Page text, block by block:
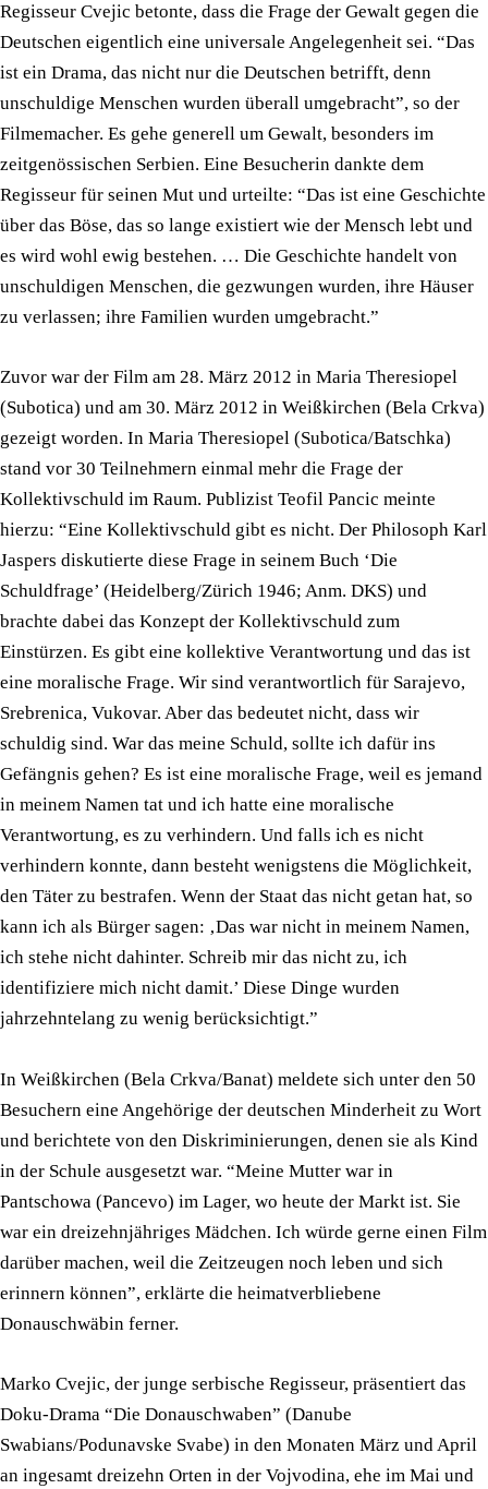
Regisseur Cvejic betonte, dass die Frage der Gewalt gegen die
Deutschen eigentlich eine universale Angelegenheit sei. “Das
ist ein Drama, das nicht nur die Deutschen betrifft, denn
unschuldige Menschen wurden überall umgebracht”, so der
Filmemacher. Es gehe generell um Gewalt, besonders im
zeitgenössischen Serbien. Eine Besucherin dankte dem
Regisseur für seinen Mut und urteilte: “Das ist eine Geschichte
über das Böse, das so lange existiert wie der Mensch lebt und
es wird wohl ewig bestehen. … Die Geschichte handelt von
unschuldigen Menschen, die gezwungen wurden, ihre Häuser
zu verlassen; ihre Familien wurden umgebracht.”
Zuvor war der Film am 28. März 2012 in Maria Theresiopel
(Subotica) und am 30. März 2012 in Weißkirchen (Bela Crkva)
gezeigt worden. In Maria Theresiopel (Subotica/Batschka)
stand vor 30 Teilnehmern einmal mehr die Frage der
Kollektivschuld im Raum. Publizist Teofil Pancic meinte
hierzu: “Eine Kollektivschuld gibt es nicht. Der Philosoph Karl
Jaspers diskutierte diese Frage in seinem Buch ‘Die
Schuldfrage’ (Heidelberg/Zürich 1946; Anm. DKS) und
brachte dabei das Konzept der Kollektivschuld zum
Einstürzen. Es gibt eine kollektive Verantwortung und das ist
eine moralische Frage. Wir sind verantwortlich für Sarajevo,
Srebrenica, Vukovar. Aber das bedeutet nicht, dass wir
schuldig sind. War das meine Schuld, sollte ich dafür ins
Gefängnis gehen? Es ist eine moralische Frage, weil es jemand
in meinem Namen tat und ich hatte eine moralische
Verantwortung, es zu verhindern. Und falls ich es nicht
verhindern konnte, dann besteht wenigstens die Möglichkeit,
den Täter zu bestrafen. Wenn der Staat das nicht getan hat, so
kann ich als Bürger sagen: ‚Das war nicht in meinem Namen,
ich stehe nicht dahinter. Schreib mir das nicht zu, ich
identifiziere mich nicht damit.’ Diese Dinge wurden
jahrzehntelang zu wenig berücksichtigt.”
In Weißkirchen (Bela Crkva/Banat) meldete sich unter den 50
Besuchern eine Angehörige der deutschen Minderheit zu Wort
und berichtete von den Diskriminierungen, denen sie als Kind
in der Schule ausgesetzt war. “Meine Mutter war in
Pantschowa (Pancevo) im Lager, wo heute der Markt ist. Sie
war ein dreizehnjähriges Mädchen. Ich würde gerne einen Film
darüber machen, weil die Zeitzeugen noch leben und sich
erinnern können”, erklärte die heimatverbliebene
Donauschwäbin ferner.
Marko Cvejic, der junge serbische Regisseur, präsentiert das
Doku-Drama “Die Donauschwaben” (Danube
Swabians/Podunavske Svabe) in den Monaten März und April
an ingesamt dreizehn Orten in der Vojvodina, ehe im Mai und